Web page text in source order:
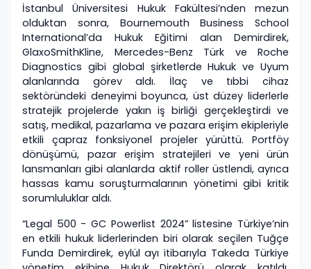
İstanbul Üniversitesi Hukuk Fakültesi’nden mezun
olduktan sonra, Bournemouth Business School
International’da Hukuk Eğitimi alan Demirdirek,
GlaxoSmithKline, Mercedes-Benz Türk ve Roche
Diagnostics gibi global şirketlerde Hukuk ve Uyum
alanlarında görev aldı. İlaç ve tıbbi cihaz
sektöründeki deneyimi boyunca, üst düzey liderlerle
stratejik projelerde yakın iş birliği gerçekleştirdi ve
satış, medikal, pazarlama ve pazara erişim ekipleriyle
etkili çapraz fonksiyonel projeler yürüttü. Portföy
dönüşümü, pazar erişim stratejileri ve yeni ürün
lansmanları gibi alanlarda aktif roller üstlendi, ayrıca
hassas kamu soruşturmalarının yönetimi gibi kritik
sorumluluklar aldı.
“Legal 500 - GC Powerlist 2024” listesine Türkiye’nin
en etkili hukuk liderlerinden biri olarak seçilen Tuğçe
Funda Demirdirek, eylül ayı itibarıyla Takeda Türkiye